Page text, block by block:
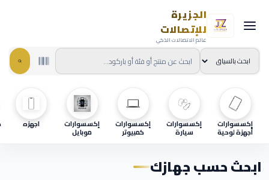
الجزيرة
للإتصالات
عالم الاتصالات الذكي
إكسسوارات
أجهزة لوحية
إكسسوارات
سيارة
إكسسوارات
كمبيوتر
إكسسوارات
موبايل
اجهزه
ابحث حسب جهازك